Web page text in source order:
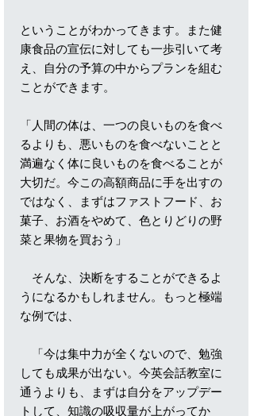
ということがわかってきます。また健
康食品の宣伝に対しても一歩引いて考
え、自分の予算の中からプランを組む
ことができます。
「人間の体は、一つの良いものを食べ
るよりも、悪いものを食べないことと
満遍なく体に良いものを食べることが
大切だ。今この高額商品に手を出すの
ではなく、まずはファストフード、お
菓子、お酒をやめて、色とりどりの野
菜と果物を買おう」
そんな、決断をすることができるよ
うになるかもしれません。もっと極端
な例では、
「今は集中力が全くないので、勉強
しても成果が出ない。今英会話教室に
通うよりも、まずは自分をアップデー
トして、知識の吸収量が上がってか